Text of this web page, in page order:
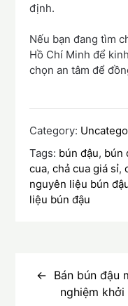
định.
Nếu bạn đang tìm
Hồ Chí Minh để
chọn an tâm để
Category:
Tags: bún đậu, bún
cua,chả cua giá sỉ,
nguyên liệu bún
liệu bún đậu
hướngBán bún đậu
nghiệm